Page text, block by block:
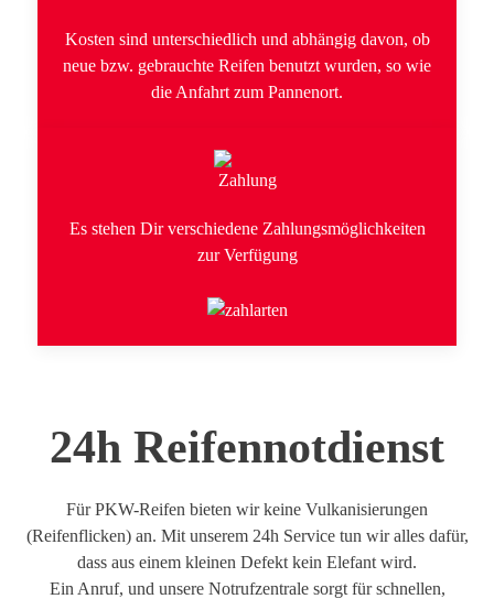
Kosten sind unterschiedlich und abhängig davon, ob
neue bzw. gebrauchte Reifen benutzt wurden, so wie
die Anfahrt zum Pannenort.
Es stehen Dir verschiedene Zahlungsmöglichkeiten
zur Verfügung
24h Reifennotdienst
Für PKW-Reifen bieten wir keine Vulkanisierungen
(Reifenflicken) an. Mit unserem 24h Service tun wir alles dafür,
dass aus einem kleinen Defekt kein Elefant wird.
Ein Anruf, und unsere Notrufzentrale sorgt für schnellen,